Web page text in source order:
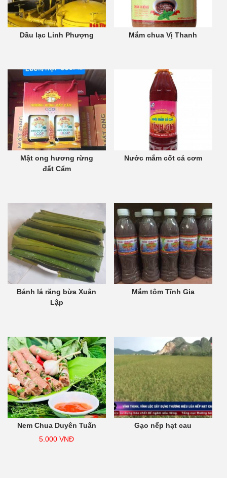
Dầu lạc Linh Phượng Mắm chua Vị Thanh
Mật ong hương rừng
đất Cẩm
Nước mắm cốt cá cơm
Bánh lá răng bừa Xuân
Lập
Mắm tôm Tĩnh Gia
Nem Chua Duyên Tuấn
5.000VNĐ
Gạo nếp hạt cau